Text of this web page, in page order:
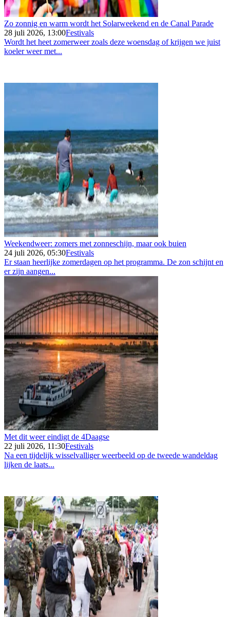
Zo zonnig en warm wordt het Solarweekend en de Canal Parade
28 juli 2026, 13:00Festivals
Wordt het heet zomerweer zoals deze woensdag of krijgen we juist
koeler weer met...
Weekendweer: zomers met zonneschijn, maar ook buien
24 juli 2026, 05:30Festivals
Er staan heerlijke zomerdagen op het programma. De zon schijnt en
er zijn aangen...
Met dit weer eindigt de 4Daagse
22 juli 2026, 11:30Festivals
Na een tijdelijk wisselvalliger weerbeeld op de tweede wandeldag
lijken de laats...